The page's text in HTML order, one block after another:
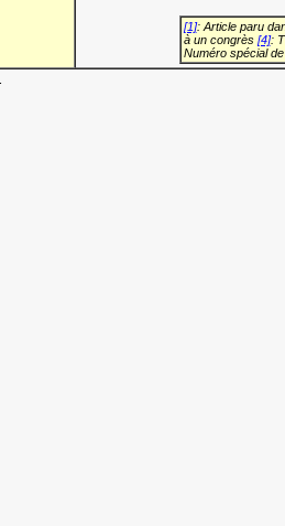
[1]: Article paru
à un congrès [4]:
Numéro spécial